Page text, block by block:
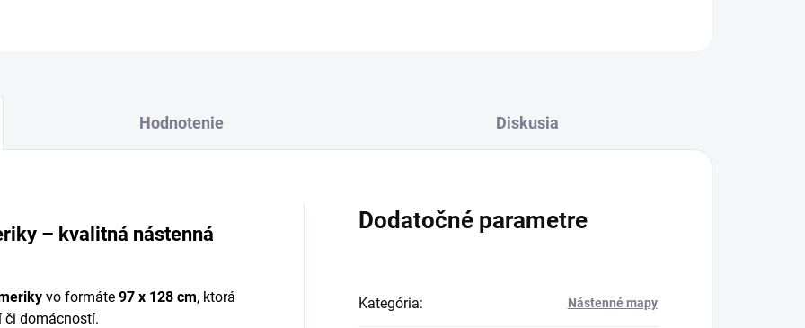
Hodnotenie Diskusia
– kvalitná nástenná
vo formáte 97 x 128 cm, ktorá
či domácností.
Dodatočné parametre
Kategória: Nástenné mapy